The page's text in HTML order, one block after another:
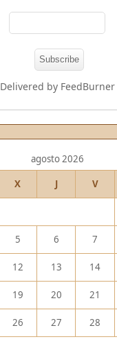
Delivered by FeedBurner
agosto 2026
X J V
5 6 7
12 13 14
19 20 21
26 27 28